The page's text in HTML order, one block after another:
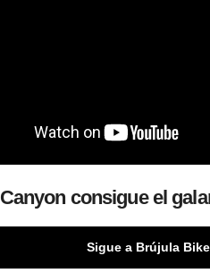
Canyon consigue el
Sigue a Brújula